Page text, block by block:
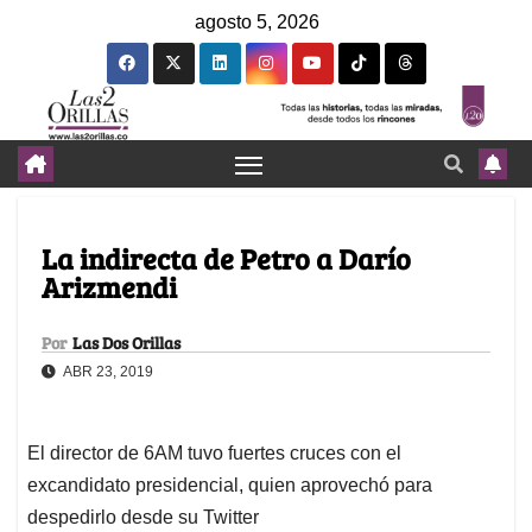
agosto 5, 2026
La indirecta de Petro a Darío
Arizmendi
Por Las Dos Orillas
ABR 23, 2019
El director de 6AM tuvo fuertes cruces con el
excandidato presidencial, quien aprovechó para
despedirlo desde su Twitter